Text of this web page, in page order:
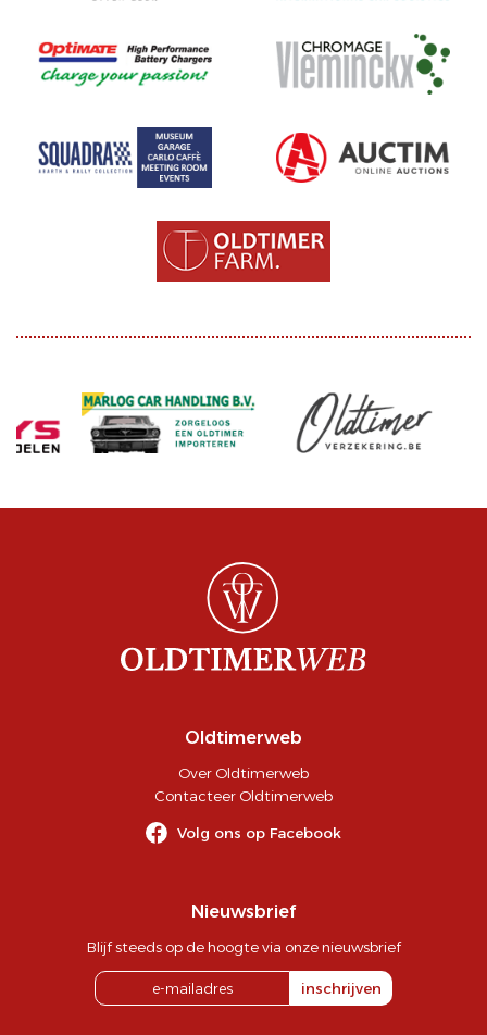
Oldtimerweb
Over Oldtimerweb
Contacteer Oldtimerweb
Volg ons op Facebook
Nieuwsbrief
Blijf steeds op de hoogte via onze nieuwsbrief
inschrijven